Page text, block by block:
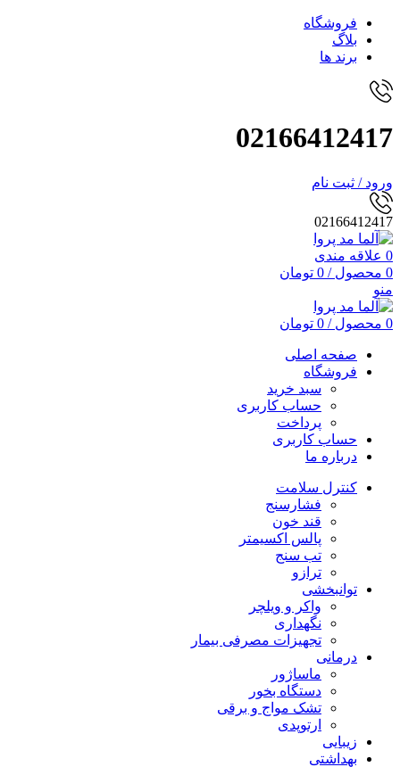
فروشگاه
بلاگ
برند ها
02166412417
ورود / ثبت نام
02166412417
0 علاقه مندی
0 محصول /
0 تومان
منو
0 محصول /
0 تومان
صفحه اصلی
فروشگاه
سبد خرید
حساب کاربری
پرداخت
حساب کاربری
درباره ما
کنترل سلامت
فشارسنج
قند خون
پالس اکسیمتر
تب سنج
ترازو
توانبخشی
واکر و ویلچر
نگهداری
تجهیزات مصرفی بیمار
درمانی
ماساژور
دستگاه بخور
تشک مواج و برقی
ارتوپدی
زیبایی
بهداشتی